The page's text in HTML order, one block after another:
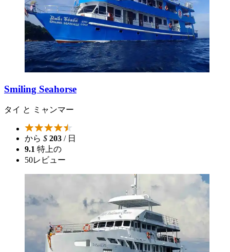
Smiling Seahorse
タイ と ミャンマー
から $ 203 / 日
9.1 特上の
50レビュー